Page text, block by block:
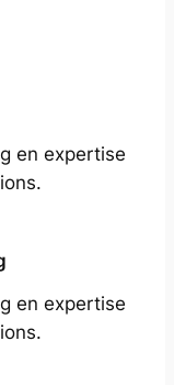
en expertise
en expertise